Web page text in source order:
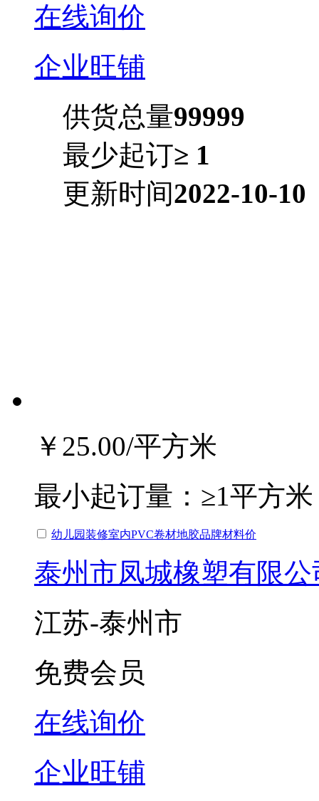
在线询价
企业旺铺
供货总量99999
最少起订≥ 1
更新时间2022-10-10
￥25.00/平方米
最小起订量： ≥1平方米
幼儿园装修室内PVC卷材地胶品牌材料价
泰州市凤城橡塑有限公
江苏-泰州市
免费会员
在线询价
企业旺铺